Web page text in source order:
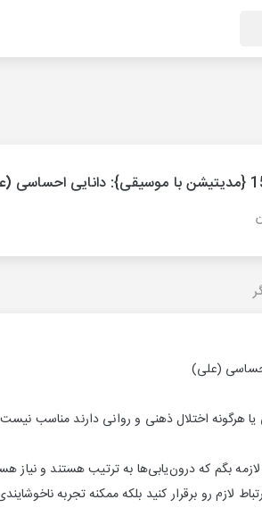
هرگونه اختلال ذهنی و روانی دارند مناسب نیست
بگم که درون‌یابی‌ها به ترتیب هستند و
لازم رو برقرار کنید بلکه ممکنه تجربه